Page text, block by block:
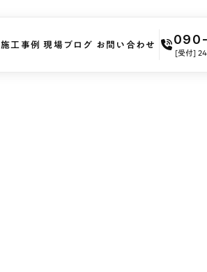
施工事例 現場ブログ お問い合わせ [受付]